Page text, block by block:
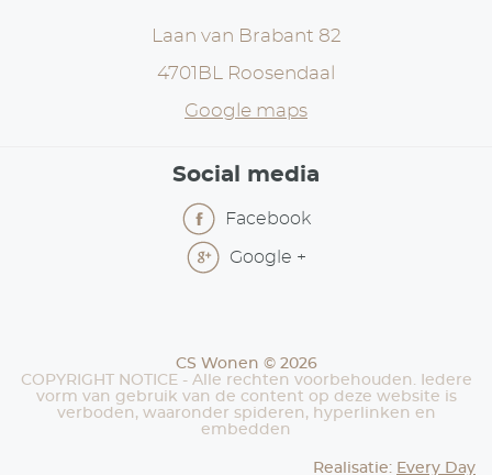
Laan van Brabant 82
4701BL Roosendaal
Google maps
Social media
Facebook
Google +
CS Wonen © 2026
COPYRIGHT NOTICE - Alle rechten voorbehouden. Iedere
vorm van gebruik van de content op deze website is
verboden, waaronder spideren, hyperlinken en
embedden
Realisatie: Every Day